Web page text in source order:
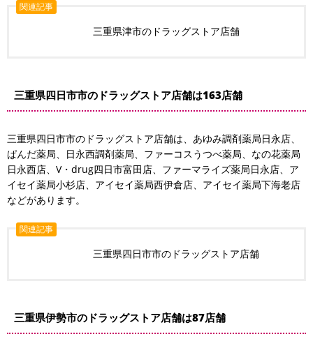
関連記事
三重県津市のドラッグストア店舗
三重県四日市市のドラッグストア店舗は163店舗
三重県四日市市のドラッグストア店舗は、あゆみ調剤薬局日永店、
ぱんだ薬局、日永西調剤薬局、ファーコスうつべ薬局、なの花薬局
日永西店、V・drug四日市富田店、ファーマライズ薬局日永店、ア
イセイ薬局小杉店、アイセイ薬局西伊倉店、アイセイ薬局下海老店
などがあります。
関連記事
三重県四日市市のドラッグストア店舗
三重県伊勢市のドラッグストア店舗は87店舗